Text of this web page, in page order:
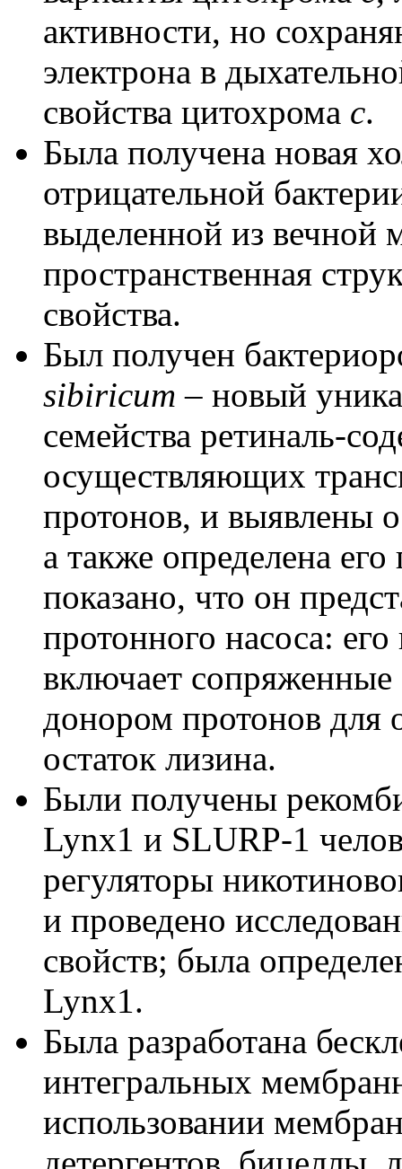
активности, но
электрона в
свойства цитохрома с.
Была получена новая
отрицательной
выделенной из вечной
пространственная
свойства.
Был получен
sibiricum– новый
семейства ретиналь-
осуществляющих
протонов, и выявлены
а также определена
показано, что он
протонного насоса:
включает
донором протонов для
остаток лизина.
Были получены
Lynx1 и SLURP-1
регуляторы
и проведено
свойств; была
Lynx1.
Была разработана
интегральных
использовании